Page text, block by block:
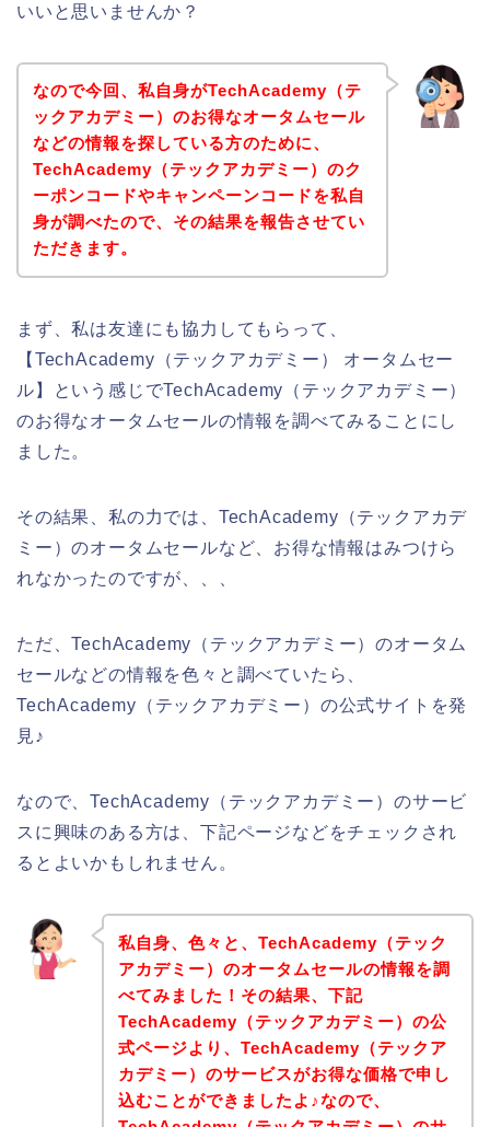
いいと思いませんか？
なので今回、私自身がTechAcademy（テ
ックアカデミー）のお得なオータムセール
などの情報を探している方のために、
TechAcademy（テックアカデミー）のク
ーポンコードやキャンペーンコードを私自
身が調べたので、その結果を報告させてい
ただきます。
まず、私は友達にも協力してもらって、
【TechAcademy（テックアカデミー） オータムセー
ル】という感じでTechAcademy（テックアカデミー）
のお得なオータムセールの情報を調べてみることにし
ました。
その結果、私の力では、TechAcademy（テックアカデ
ミー）のオータムセールなど、お得な情報はみつけら
れなかったのですが、、、
ただ、TechAcademy（テックアカデミー）のオータム
セールなどの情報を色々と調べていたら、
TechAcademy（テックアカデミー）の公式サイトを発
見♪
なので、TechAcademy（テックアカデミー）のサービ
スに興味のある方は、下記ページなどをチェックされ
るとよいかもしれません。
私自身、色々と、TechAcademy（テック
アカデミー）のオータムセールの情報を調
べてみました！その結果、下記
TechAcademy（テックアカデミー）の公
式ページより、TechAcademy（テックア
カデミー）のサービスがお得な価格で申し
込むことができましたよ♪なので、